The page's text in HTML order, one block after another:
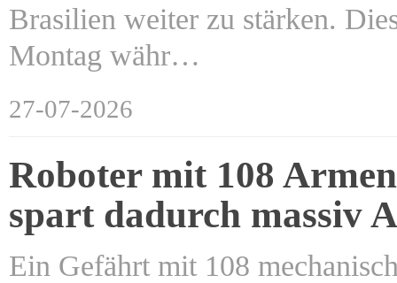
Brasilien weiter zu stärken.
Montag währ…
27-07-2026
Roboter mit 108
spart dadurch massiv
Ein Gefährt mit 108